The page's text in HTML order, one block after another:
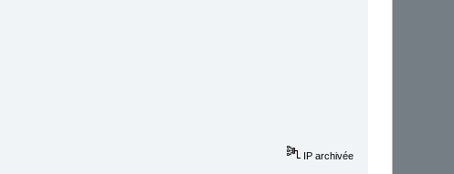
IP archivée